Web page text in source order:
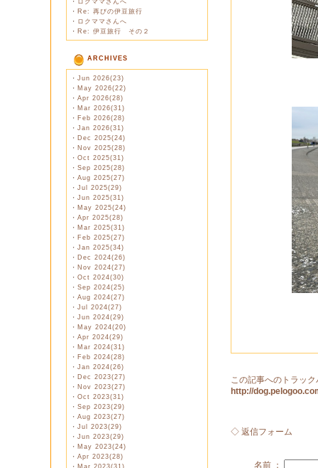
・ ロクママさんへ
・ Re: 再びの伊豆旅行
・ ロクママさんへ
・ Re: 伊豆旅行 その２
ARCHIVES
・ Jun 2026(23)
・ May 2026(22)
・ Apr 2026(28)
・ Mar 2026(31)
・ Feb 2026(28)
・ Jan 2026(31)
・ Dec 2025(24)
・ Nov 2025(28)
・ Oct 2025(31)
・ Sep 2025(28)
・ Aug 2025(27)
・ Jul 2025(29)
・ Jun 2025(31)
・ May 2025(24)
・ Apr 2025(28)
・ Mar 2025(31)
・ Feb 2025(27)
・ Jan 2025(34)
・ Dec 2024(26)
・ Nov 2024(27)
・ Oct 2024(30)
・ Sep 2024(25)
・ Aug 2024(27)
・ Jul 2024(27)
・ Jun 2024(29)
・ May 2024(20)
・ Apr 2024(29)
・ Mar 2024(31)
・ Feb 2024(28)
・ Jan 2024(26)
・ Dec 2023(27)
・ Nov 2023(27)
・ Oct 2023(31)
・ Sep 2023(29)
・ Aug 2023(27)
・ Jul 2023(29)
・ Jun 2023(29)
・ May 2023(24)
・ Apr 2023(28)
・ Mar 2023(31)
この記事へのトラッ
http://
◇ 返信フォーム
名前 ：